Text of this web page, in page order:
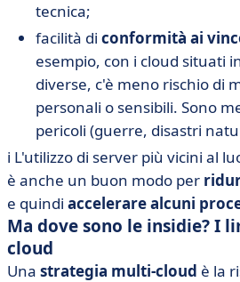
tecnica;
facilità di conformità ai
esempio, con i cloud situati
diverse, c'è meno rischio di
personali o sensibili. Sono
pericoli (guerre, disastri
ℹ️ L'utilizzo di server più vicini al
è anche un buon modo per
e quindi accelerare alcuni
Ma dove sono le insidie? I
cloud
Una strategia multi-cloud è la